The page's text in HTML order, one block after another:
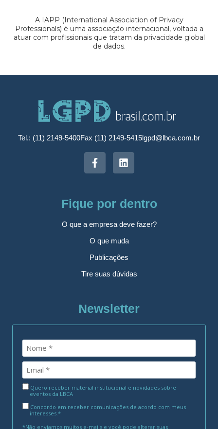
A IAPP (International Association of Privacy
Professionals) é uma associação internacional, voltada a
atuar com profissionais que tratam da privacidade global
de dados.
Tel.: (11) 2149-5400Fax (11) 2149-5415lgpd@lbca.com.br
Fique por dentro
O que a empresa deve fazer?
O que muda
Publicações
Tire suas dúvidas
Newsletter
Quero receber material institucional e novidades sobre
eventos da LBCA
Concordo em receber comunicações de acordo com meus
interesses.*
*Não enviamos muitos e-mails e você pode alterar suas